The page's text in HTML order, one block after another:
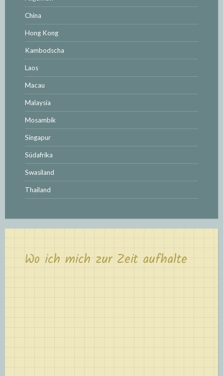
China
Hong Kong
Kambodscha
Laos
Macau
Malaysia
Mosambik
Singapur
Südafrika
Swasiland
Thailand
Wo ich mich zur Zeit aufhalte